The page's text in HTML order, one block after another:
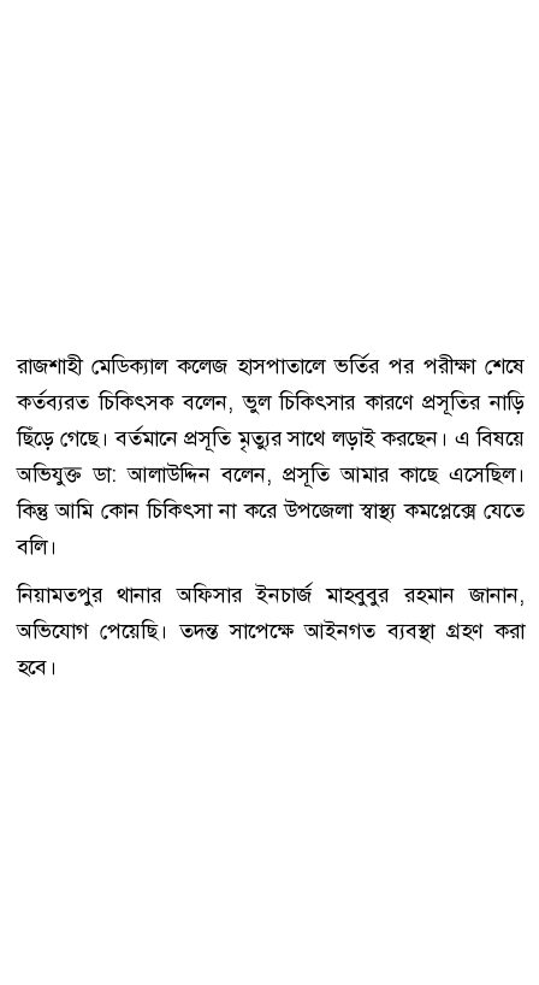
রাজশাহী মেডিক্যাল কলেজ হাসপাতালে ভর্তির পর পরীক্ষা শেষে
কর্তব্যরত চিকিৎসক বলেন, ভুল চিকিৎসার কারণে প্রসূতির নাড়ি
ছিঁড়ে গেছে। বর্তমানে প্রসূতি মৃত্যুর সাথে লড়াই করছেন। এ বিষয়ে
অভিযুক্ত ডা: আলাউদ্দিন বলেন, প্রসূতি আমার কাছে এসেছিল।
কিন্তু আমি কোন চিকিৎসা না করে উপজেলা স্বাস্থ্য কমপ্লেক্সে যেতে
বলি।
নিয়ামতপুর থানার অফিসার ইনচার্জ মাহবুবুর রহমান জানান,
অভিযোগ পেয়েছি। তদন্ত সাপেক্ষে আইনগত ব্যবস্থা গ্রহণ করা
হবে।